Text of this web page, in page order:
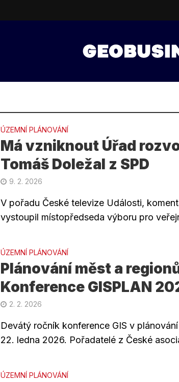
ÚZEMNÍ PLÁNOVÁNÍ
Má vzniknout Úřad
Tomáš Doležal z SPD
9. 2. 2026
V pořadu České televize Události,
vystoupil místopředseda výboru pro
ÚZEMNÍ PLÁNOVÁNÍ
Plánování měst a
Konference GISPLAN
2. 2. 2026
Devátý ročník konference GIS v
22. ledna 2026. Pořadatelé z České
ÚZEMNÍ PLÁNOVÁNÍ